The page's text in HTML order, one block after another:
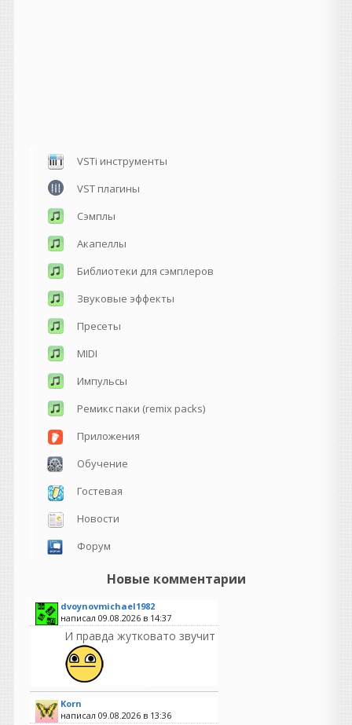
VSTi инструменты
VST плагины
Сэмплы
Акапеллы
Библиотеки для сэмплеров
Звуковые эффекты
Пресеты
MIDI
Импульсы
Ремикс паки (remix packs)
Приложения
Обучение
Гостевая
Новости
Форум
Новые комментарии
dvoynovmichael1982
написал 09.08.2026 в 14:37
И правда жутковато звучит
Korn
написал 09.08.2026 в 13:36